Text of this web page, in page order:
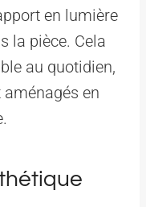
en lumière
la pièce. Cela
au quotidien,
en